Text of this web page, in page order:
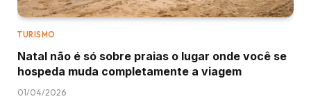
TURISMO
Natal não é só sobre praias o lugar onde você se
hospeda muda completamente a viagem
01/04/2026